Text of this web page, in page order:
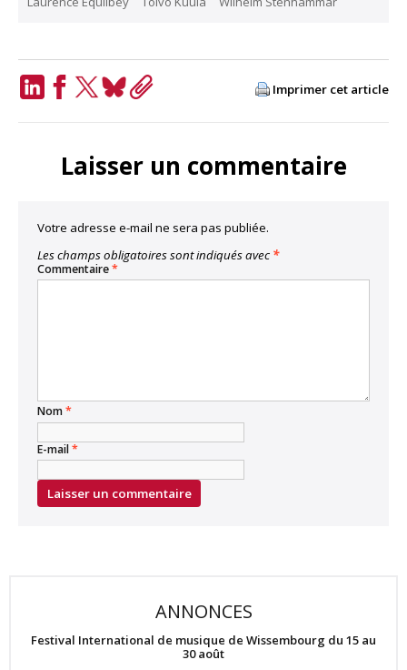
Imprimer cet article
Laisser un commentaire
Votre adresse e-mail ne sera pas publiée.
Les champs obligatoires sont indiqués avec *
Commentaire*
Nom*
E-mail*
ANNONCES
Festival International de musique de Wissembourg du 15 au
30 août